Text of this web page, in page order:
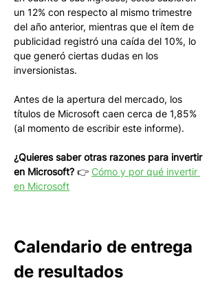
un 12% con respecto al mismo trimestre
del año anterior, mientras que el ítem de
publicidad registró una caída del 10%, lo
que generó ciertas dudas en los
inversionistas.
Antes de la apertura del mercado, los
títulos de Microsoft caen cerca de 1,85%
(al momento de escribir este informe).
¿Quieres saber otras razones para invertir
en Microsoft? 👉 Cómo y por qué invertir
en Microsoft
Calendario de entrega
de resultados